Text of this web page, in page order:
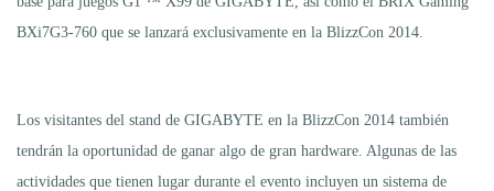
BXi7G3-760 que se lanzará exclusivamente en la BlizzCon 2014.
Los visitantes del stand de GIGABYTE en la BlizzCon 2014 también
tendrán la oportunidad de ganar algo de gran hardware. Algunas de las
actividades que tienen lugar durante el evento incluyen un sistema de